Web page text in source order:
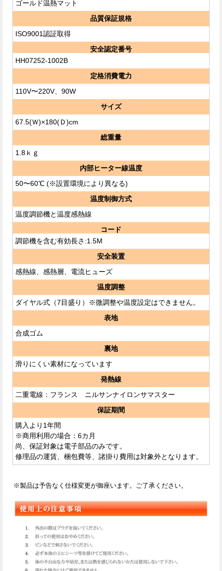
ゴールド温熱マット
品質保証規格
ISO9001認証取得
安全認定番号
HH07252-1002B
定格消費電力
110V〜220V、90W
サイズ
67.5(Ｗ)×180(Ｄ)cm
総重量
1.8ｋｇ
内部ヒーター線温度
50〜60℃ (※設置環境により異なる)
温度制御方式
温度調節機と温度感熱線
コード
調節機を含む有効長さ:1.5M
安全装置
感熱線、感熱層、電流ヒューズ
温度調整
ダイヤル式（7目盛り）※微調整や温度設定はできません。
表地
合成ゴム
裏地
滑りにくい素材になっています
発熱線
二重電線：フランス ニルサンナイロンサマスター
保証期間
購入より1年間
※商用利用の場合：6カ月
尚、保証対象は電子部品のみです。
修理品の運賃、梱包費等、諸掛り費用は対象外となります。
※製品は予告なく仕様変更が御座います。ご了承ください。